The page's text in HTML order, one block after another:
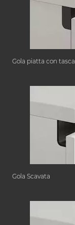
Gola piatta con tasca
Gola Scavata